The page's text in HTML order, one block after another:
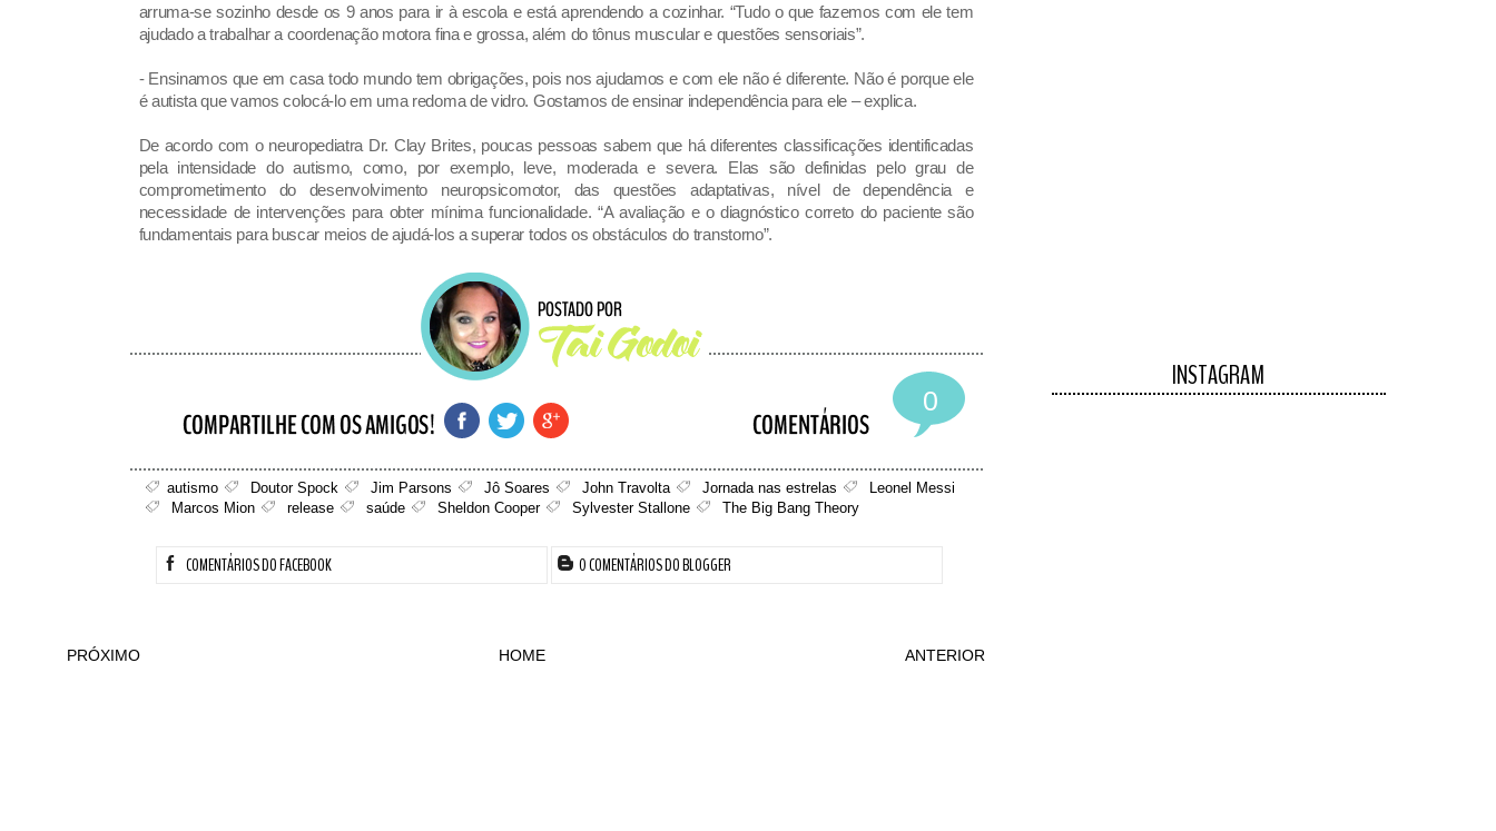
arruma-se sozinho desde os 9 anos para ir à escola e está aprendendo a cozinhar. “Tudo o que fazemos com ele tem
ajudado a trabalhar a coordenação motora fina e grossa, além do tônus muscular e questões sensoriais”.
- Ensinamos que em casa todo mundo tem obrigações, pois nos ajudamos e com ele não é diferente. Não é porque ele
é autista que vamos colocá-lo em uma redoma de vidro. Gostamos de ensinar independência para ele – explica.
De acordo com o neuropediatra Dr. Clay Brites, poucas pessoas sabem que há diferentes classificações identificadas
pela intensidade do autismo, como, por exemplo, leve, moderada e severa. Elas são definidas pelo grau de
comprometimento do desenvolvimento neuropsicomotor, das questões adaptativas, nível de dependência e
necessidade de intervenções para obter mínima funcionalidade. “A avaliação e o diagnóstico correto do paciente são
fundamentais para buscar meios de ajudá-los a superar todos os obstáculos do transtorno”.
0
autismo Doutor Spock Jim Parsons Jô Soares John Travolta Jornada nas estrelas
Leonel Messi
Marcos Mion
release saúde Sheldon Cooper Sylvester Stallone The Big Bang Theory
COMENTÁRIOS DO FACEBOOK 0 COMENTÁRIOS DO BLOGGER
PRÓXIMO HOME ANTERIOR
INSTAGRAM